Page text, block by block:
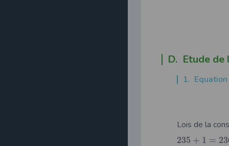
D. Etude
1.
Lois de la
235 + 1 =